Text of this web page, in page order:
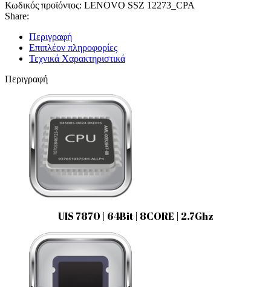
Κωδικός προϊόντος: LENOVO SSZ 12273_CPA
Share:
Περιγραφή
Επιπλέον πληροφορίες
Τεχνικά Χαρακτηριστικά
Περιγραφή
UIS 7870 | 64Bit | 8CORE | 2.7Ghz